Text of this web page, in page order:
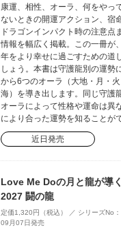
康運、相性、オーラ、何をやっ
ないときの開運アクション、宿
ドラゴンインパクト時の注意点
情報を幅広く掲載。この一冊が
年をより幸せに過ごすための道
しょう。本書は守護龍別の運勢
から6つのオーラ（大地・月・火
海）を導き出します。同じ守護
オーラによって性格や運命は異
により合った運勢を知ることが
近日発売
Love Me Doの月と龍が導
2027 闘の龍
定価1,320円（税込） ／ シリーズNo
09月07日発売